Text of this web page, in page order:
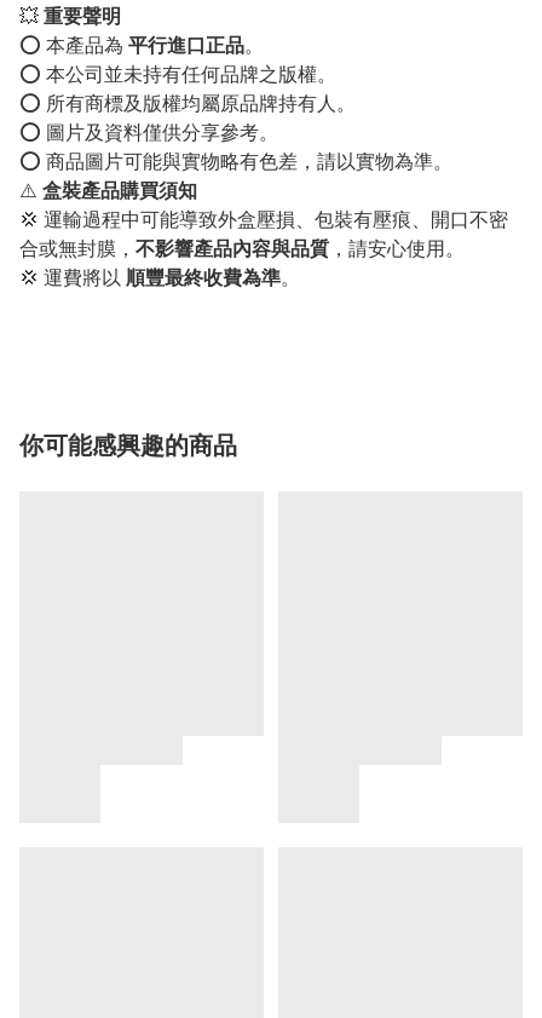
💥 重要聲明
⭕️ 本產品為 平行進口正品。
⭕️ 本公司並未持有任何品牌之版權。
⭕️ 所有商標及版權均屬原品牌持有人。
⭕️ 圖片及資料僅供分享參考。
⭕️ 商品圖片可能與實物略有色差，請以實物為準。
⚠️ 盒裝產品購買須知
💢 運輸過程中可能導致外盒壓損、包裝有壓痕、開口不密
合或無封膜， 不影響產品內容與品質 ，請安心使用。
💢 運費將以 順豐最終收費為準。
你可能感興趣的商品